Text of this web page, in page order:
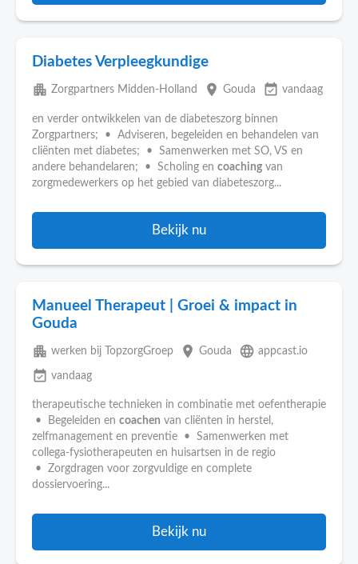
Diabetes Verpleegkundige
apartment Zorgpartners Midden-Holland place Gouda event_available vandaag
en verder ontwikkelen van de diabeteszorg binnen
Zorgpartners; • Adviseren, begeleiden en behandelen van
cliënten met diabetes; • Samenwerken met SO, VS en
andere behandelaren; • Scholing en coaching van
zorgmedewerkers op het gebied van diabeteszorg...
Bekijk nu
Manueel Therapeut | Groei & impact in
Gouda
apartment werken bij TopzorgGroep place Gouda language appcast.io
event_available vandaag
therapeutische technieken in combinatie met oefentherapie
• Begeleiden en coachen van cliënten in herstel,
zelfmanagement en preventie • Samenwerken met
collega-fysiotherapeuten en huisartsen in de regio
• Zorgdragen voor zorgvuldige en complete
dossiervoering...
Bekijk nu